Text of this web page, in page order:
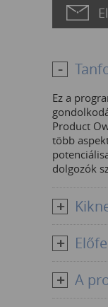
Ez a
Product
több
dolgozók
A